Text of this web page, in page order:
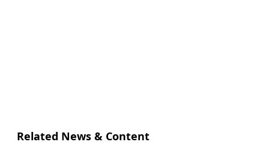
Related News & Content